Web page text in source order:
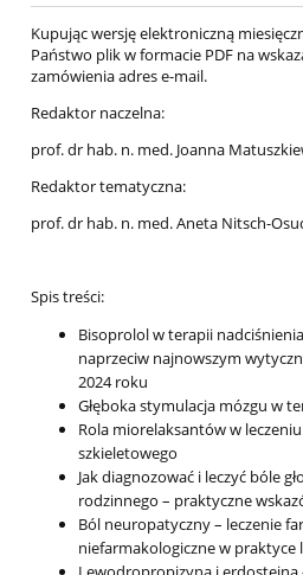
Kupując wersję elektroniczną
Państwo plik w formacie PDF na
zamówienia adres e-mail.
Redaktor naczelna:
prof. dr hab. n. med. Joanna
Redaktor tematyczna:
prof. dr hab. n. med. Aneta Nitsch-
Spis treści:
Bisoprolol w terapii
naprzeciw najnowszym
2024 roku
Głęboka stymulacja mózgu w
Rola miorelaksantów w
szkieletowego
Jak diagnozować i leczyć bóle
rodzinnego – praktyczne
Ból neuropatyczny – leczenie
niefarmakologiczne w praktyce